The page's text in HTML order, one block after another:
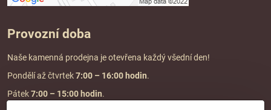
Provozní doba
Naše kamenná prodejna je otevřena každý všední den!
Pondělí až čtvrtek7:00 – 16:00 hodin.
Pátek7:00 – 15:00 hodin.